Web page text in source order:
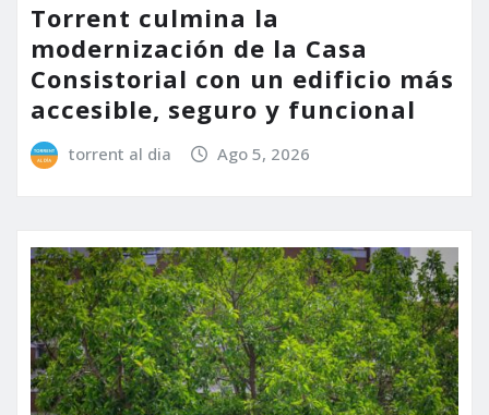
Torrent culmina la
modernización de la Casa
Consistorial con un edificio más
accesible, seguro y funcional
torrent al dia Ago 5, 2026